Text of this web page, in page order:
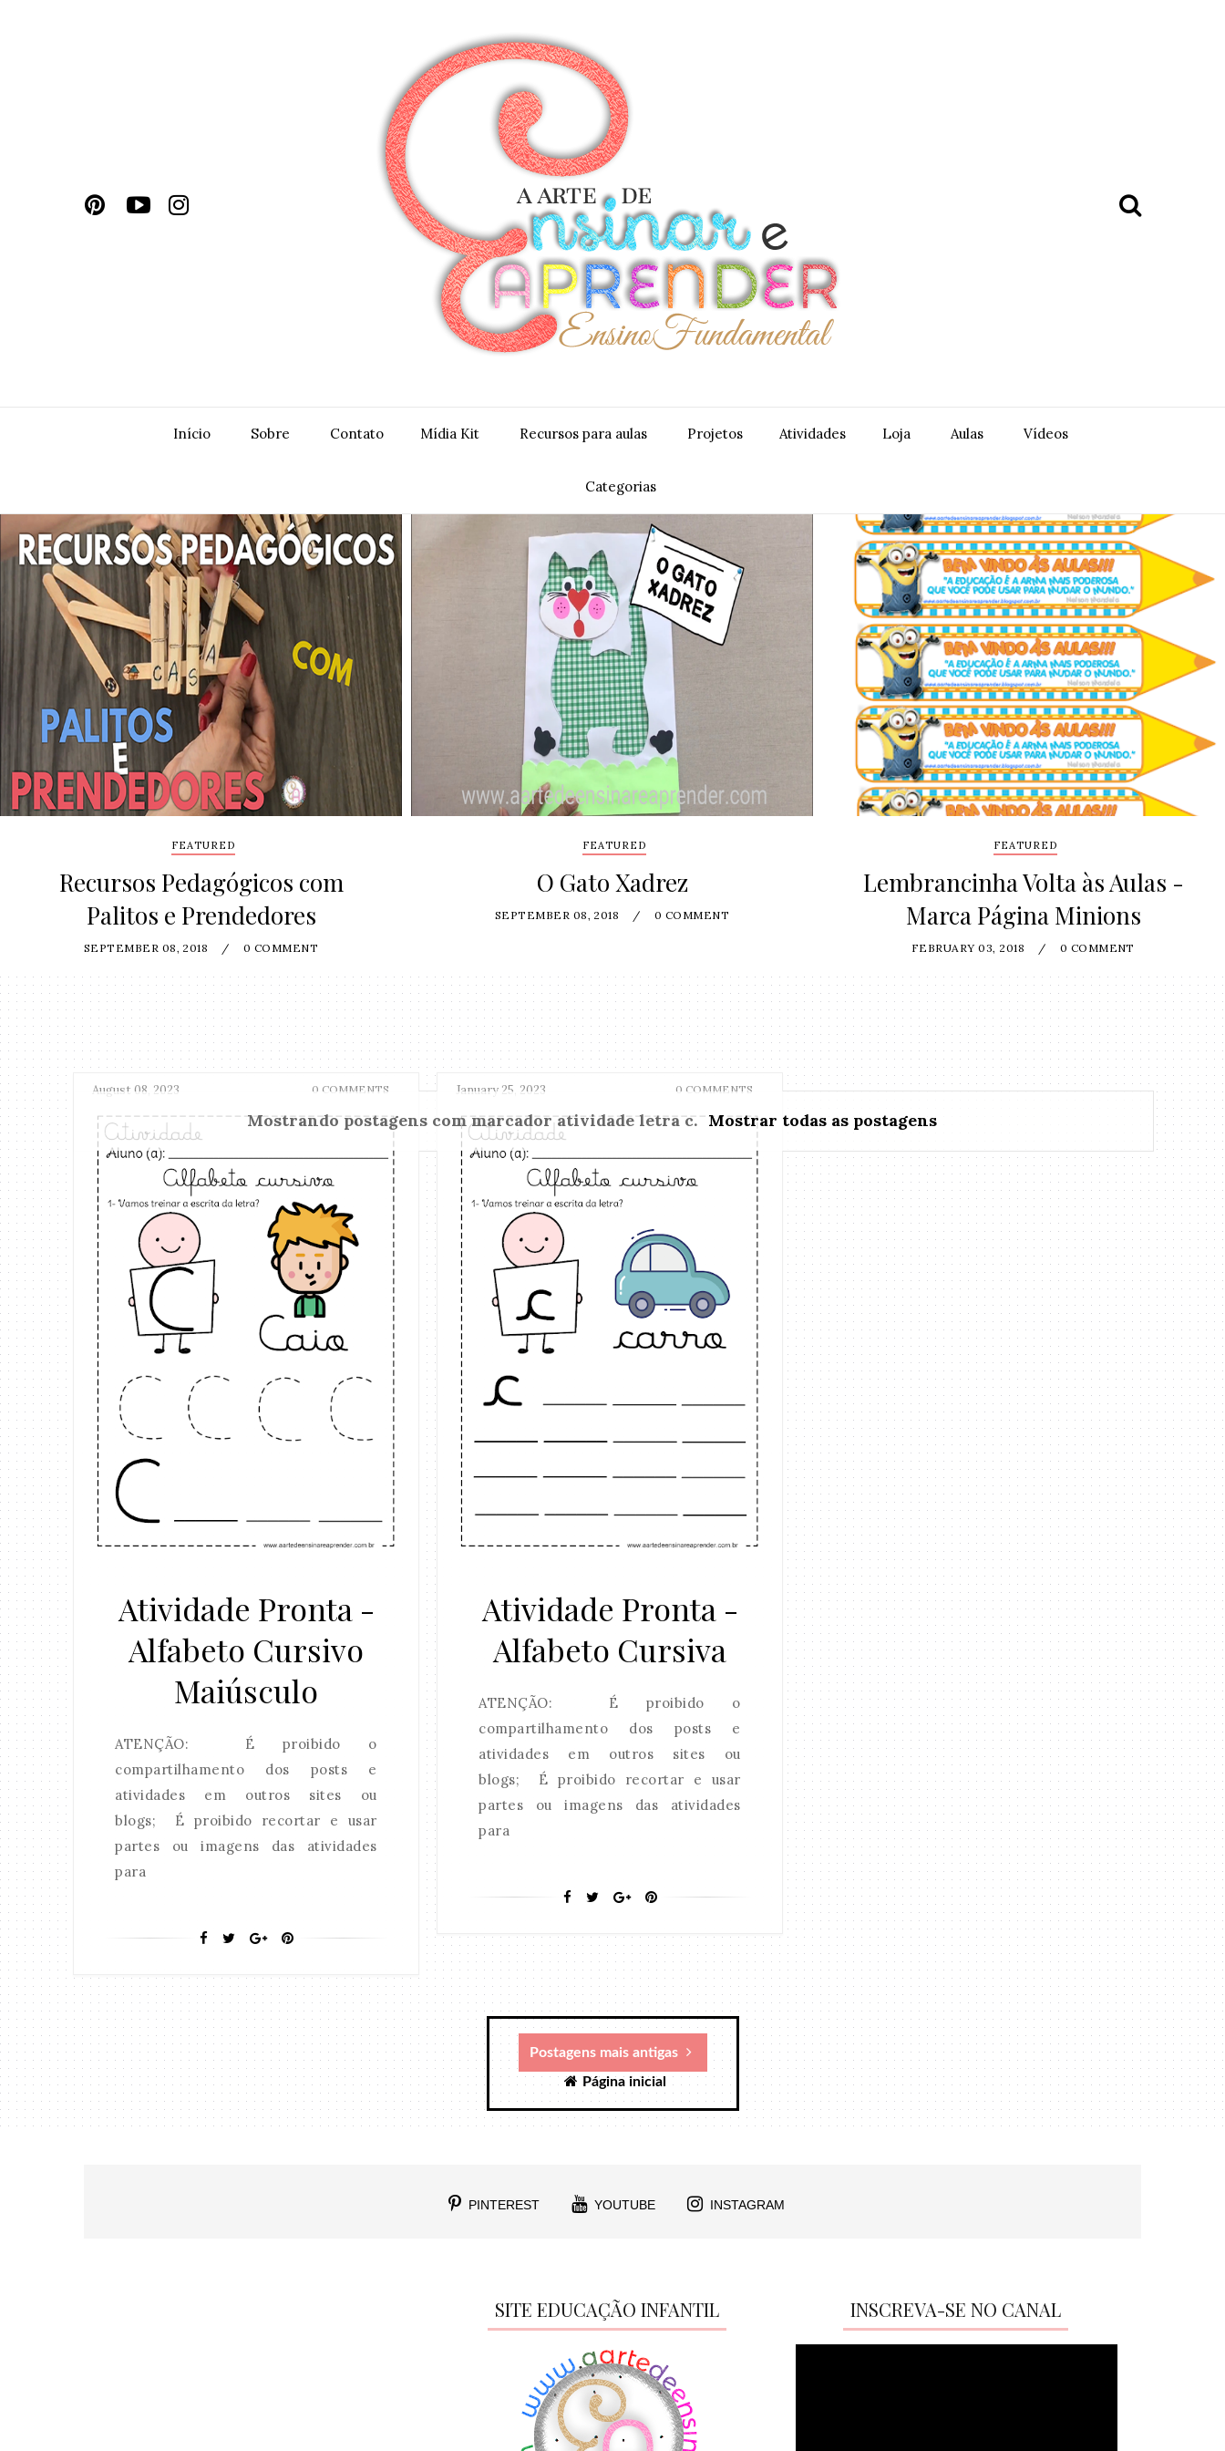
Início Sobre Contato Mídia Kit Recursos para aulas Projetos Atividades Loja Aulas Vídeos
Categorias
FEATURED
Recursos Pedagógicos com
Palitos e Prendedores
SEPTEMBER 08, 2018 / 0 COMMENT
FEATURED
O Gato Xadrez
SEPTEMBER 08, 2018 / 0 COMMENT
FEATURED
Lembrancinha Volta às Aulas -
Marca Página Minions
FEBRUARY 03, 2018 / 0 COMMENT
Mostrando postagens com marcadoratividade letra c. Mostrar todas as postagens
August 08, 2023 0 COMMENTS
Atividade Pronta -
Alfabeto Cursivo
Maiúsculo
ATENÇÃO: É proibido o
compartilhamento dos posts e
atividades em outros sites ou
blogs; É proibido recortar e usar
partes ou imagens das atividades
para
January 25, 2023 0 COMMENTS
Atividade Pronta -
Alfabeto Cursiva
ATENÇÃO: É proibido o
compartilhamento dos posts e
atividades em outros sites ou
blogs; É proibido recortar e usar
partes ou imagens das atividades
para
Postagens mais antigas
Página inicial
PINTEREST YOUTUBE INSTAGRAM
SITE EDUCAÇÃO INFANTIL INSCREVA-SE NO CANAL